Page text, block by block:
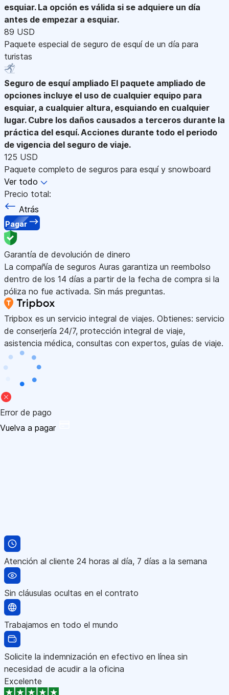
esquiar. La opción es válida si se adquiere un día
antes de empezar a esquiar.
89 USD
Paquete especial de seguro de esquí de un día para
turistas
Seguro de esquí ampliado El paquete ampliado de
opciones incluye el uso de cualquier equipo para
esquiar, a cualquier altura, esquiando en cualquier
lugar. Cubre los daños causados a terceros durante la
práctica del esquí. Acciones durante todo el periodo
de vigencia del seguro de viaje.
125 USD
Paquete completo de seguros para esquí y snowboard
Ver todo
Precio total:
Atrás
Pagar
Garantía de devolución de dinero
La compañía de seguros Auras garantiza un reembolso
dentro de los 14 días a partir de la fecha de compra si la
póliza no fue activada. Sin más preguntas.
Tripbox es un servicio integral de viajes. Obtienes: servicio
de conserjería 24/7, protección integral de viaje,
asistencia médica, consultas con expertos, guías de viaje.
Error de pago
Vuelva a pagar
Atención al cliente 24 horas al día, 7 días a la semana
Sin cláusulas ocultas en el contrato
Trabajamos en todo el mundo
Solicite la indemnización en efectivo en línea sin
necesidad de acudir a la oficina
Excelente